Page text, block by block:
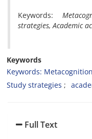
Keywords:
strategies, Academic
Keywords
Keywords: Metacognition
Study strategies
Full Text